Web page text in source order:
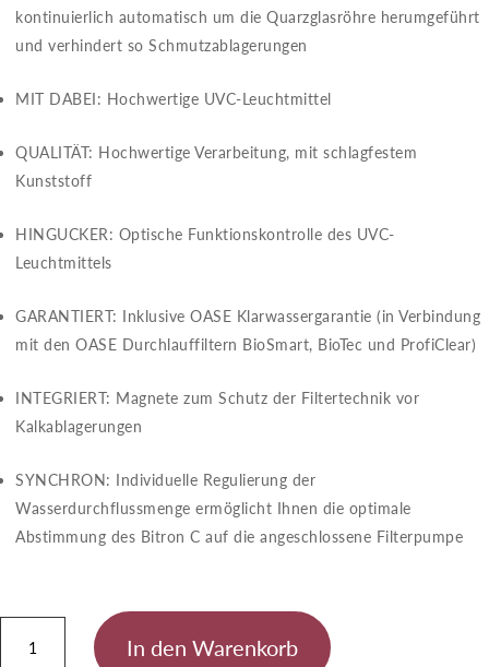
kontinuierlich automatisch um die Quarzglasröhre herumgeführt
und verhindert so Schmutzablagerungen
MIT DABEI​​: Hochwertige UVC-Leuchtmittel
QUALITÄT​​: Hochwertige Verarbeitung, mit schlagfestem
Kunststoff
HINGUCKER​​: Optische Funktionskontrolle des UVC-
Leuchtmittels
GARANTIERT​​: Inklusive OASE Klarwassergarantie (in Verbindung
mit den OASE Durchlauffiltern BioSmart, BioTec und ProfiClear)
INTEGRIERT​​: Magnete zum Schutz der Filtertechnik vor
Kalkablagerungen
SYNCHRON​​: Individuelle Regulierung der
Wasserdurchflussmenge ermöglicht Ihnen die optimale
Abstimmung des Bitron C auf die angeschlossene Filterpumpe
In den Warenkorb